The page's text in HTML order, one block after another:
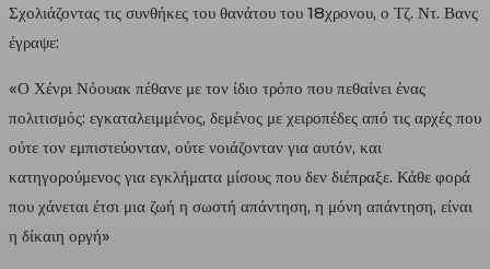
Σχολιάζοντας τις συνθήκες του θανάτου του 18χρονου, ο Τζ. Ντ. Βανς
έγραψε:
«Ο Χένρι Νόουακ πέθανε με τον ίδιο τρόπο που πεθαίνει ένας
πολιτισμός: εγκαταλειμμένος, δεμένος με χειροπέδες από τις αρχές που
ούτε τον εμπιστεύονταν, ούτε νοιάζονταν για αυτόν, και
κατηγορούμενος για εγκλήματα μίσους που δεν διέπραξε. Κάθε φορά
που χάνεται έτσι μια ζωή η σωστή απάντηση, η μόνη απάντηση, είναι
η δίκαιη οργή»